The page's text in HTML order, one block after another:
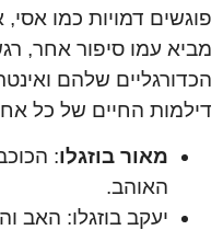
פוגשים דמויות כמו
מביא עמו סיפור אחר,
הכדורגליים שלהם
דילמות החיים של כל
מאור בוזגלו:
האוהב.
יעקב בוזגלו: האב